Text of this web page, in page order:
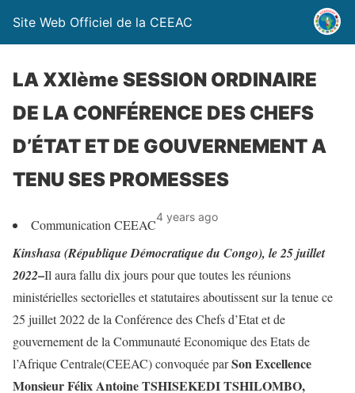
Site Web Officiel de la CEEAC
LA XXIème SESSION ORDINAIRE
DE LA CONFÉRENCE DES CHEFS
D’ÉTAT ET DE GOUVERNEMENT A
TENU SES PROMESSES
Communication CEEAC4 years ago
Kinshasa (République Démocratique du Congo), le 25 juillet
2022–Il aura fallu dix jours pour que toutes les réunions
ministérielles sectorielles et statutaires aboutissent sur la tenue ce
25 juillet 2022 de la Conférence des Chefs d’Etat et de
gouvernement de la Communauté Economique des Etats de
l’Afrique Centrale(CEEAC) convoquée parSon Excellence
Monsieur Félix Antoine TSHISEKEDI TSHILOMBO,